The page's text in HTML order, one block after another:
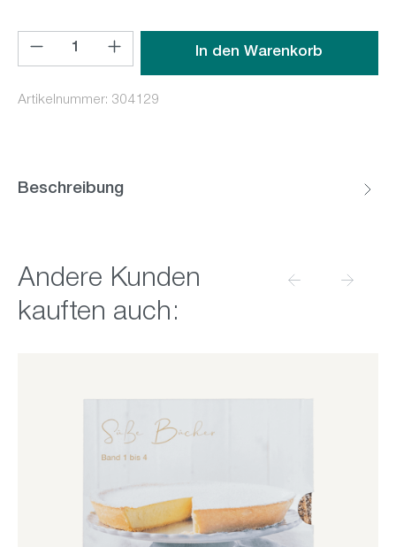
Produkt Anzahl: Gib den gewünschten Wert ein oder
In den Warenkorb
Artikelnummer: 304129
Beschreibung
Produktgalerie überspringen
Andere Kunden
kauften auch: